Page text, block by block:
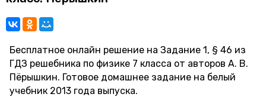
Бесплатное онлайн решение на Задание 1, § 46 из
ГДЗ решебника по физике 7 класса от авторов А. В.
Пёрышкин. Готовое домашнее задание на белый
учебник 2013 года выпуска.